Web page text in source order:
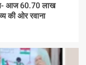
आज 60.70 लाख
की ओर रवाना